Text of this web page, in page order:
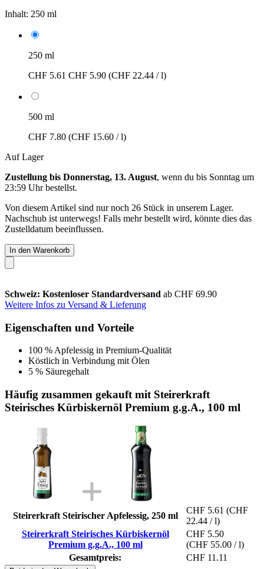
Inhalt: 250 ml
250 ml
CHF 5.61 CHF 5.90 (CHF 22.44 / l)
500 ml
CHF 7.80 (CHF 15.60 / l)
Auf Lager
Zustellung bis Donnerstag, 13. August, wenn du bis Sonntag um
23:59 Uhrbestellst.
Von diesem Artikel sind nur noch 26 Stück in unserem Lager.
Nachschub ist unterwegs! Falls mehr bestellt wird, könnte dies das
Zustelldatum beeinflussen.
In den Warenkorb
Schweiz: Kostenloser Standardversand ab CHF 69.90
Weitere Infos zu Versand & Lieferung
Eigenschaften und Vorteile
100 % Apfelessig in Premium-Qualität
Köstlich in Verbindung mit Ölen
5 % Säuregehalt
Häufig zusammen gekauft mit Steirerkraft
Steirisches Kürbiskernöl Premium g.g.A., 100 ml
Steirerkraft Steirischer Apfelessig, 250 ml
CHF 5.61 (CHF
22.44 / l)
Steirerkraft Steirisches Kürbiskernöl
Premium g.g.A., 100 ml
CHF 5.50
(CHF 55.00 / l)
Gesamtpreis:
CHF 11.11